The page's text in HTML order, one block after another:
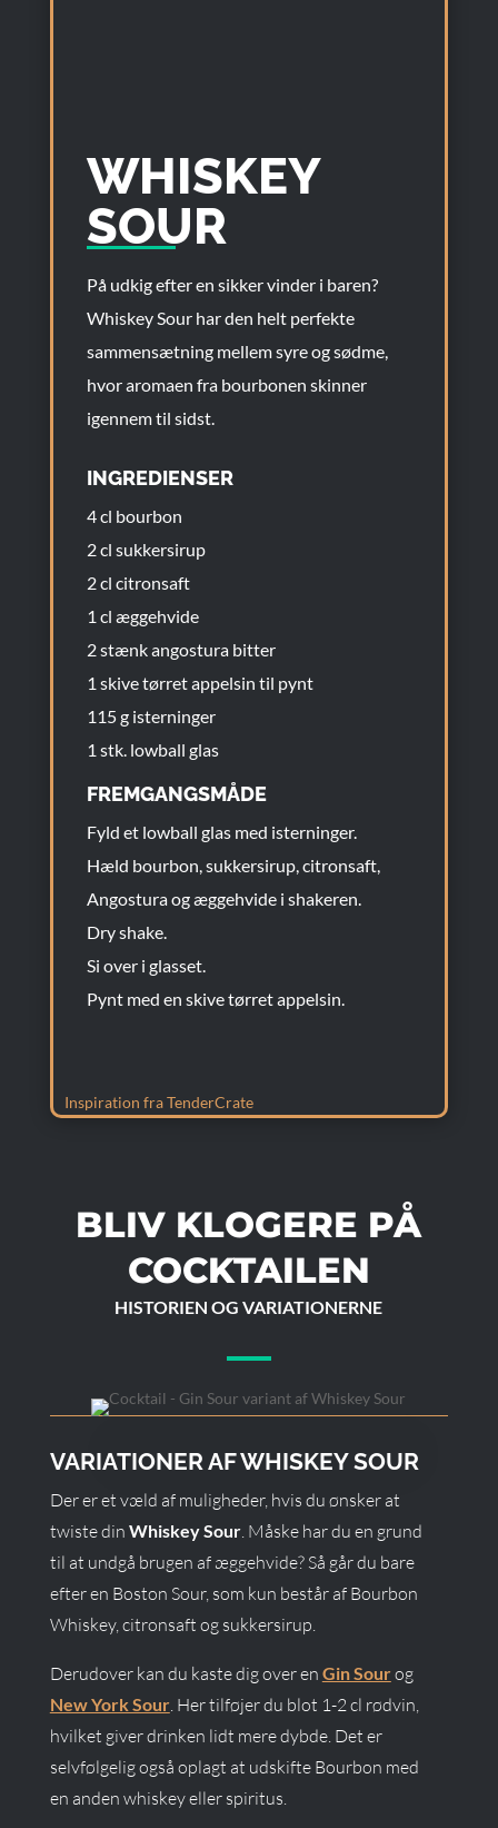
WHISKEY
SOUR
På udkig efter en sikker vinder i baren?
Whiskey Sour har den helt perfekte
sammensætning mellem syre og sødme,
hvor aromaen fra bourbonen skinner
igennem til sidst.
INGREDIENSER
4 cl bourbon
2 cl sukkersirup
2 cl citronsaft
1 cl æggehvide
2 stænk angostura bitter
1 skive tørret appelsin til pynt
115 g isterninger
1 stk. lowball glas
FREMGANGSMÅDE
Fyld et lowball glas med isterninger.
Hæld bourbon, sukkersirup, citronsaft,
Angostura og æggehvide i shakeren.
Dry shake.
Si over i glasset.
Pynt med en skive tørret appelsin.
Inspiration fra TenderCrate
BLIV KLOGERE PÅ
COCKTAILEN
HISTORIEN OG VARIATIONERNE
VARIATIONER AF WHISKEY SOUR
Der er et væld af muligheder, hvis du ønsker at
twiste din Whiskey Sour. Måske har du en grund
til at undgå brugen af æggehvide? Så går du bare
efter en Boston Sour, som kun består af Bourbon
Whiskey, citronsaft og sukkersirup.
Derudover kan du kaste dig over en Gin Sourog
New York Sour. Her tilføjer du blot 1-2 cl rødvin,
hvilket giver drinken lidt mere dybde. Det er
selvfølgelig også oplagt at udskifte Bourbon med
en anden whiskey eller spiritus.